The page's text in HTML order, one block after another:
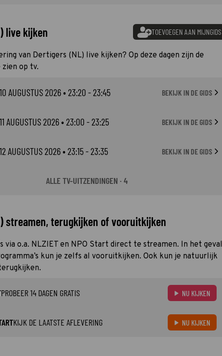
live kijken TOEVOEGEN AAN MIJNGIDS
van Dertigers (NL) live kijken? Op deze dagen zijn de
op tv.
10 AUGUSTUS 2026• 23:20 - 23:45 BEKIJK IN DE GIDS
11 AUGUSTUS 2026• 23:00 - 23:25 BEKIJK IN DE GIDS
12 AUGUSTUS 2026• 23:15 - 23:35 BEKIJK IN DE GIDS
ALLE TV-UITZENDINGEN · 4
streamen, terugkijken of vooruitkijken
via o.a. NLZIET en NPO Start direct te streamen. In het geval
kun je zelfs al vooruitkijken. Ook kun je natuurlijk
PROBEER 14 DAGEN GRATIS NU KIJKEN
KIJK DE LAATSTE AFLEVERING NU KIJKEN